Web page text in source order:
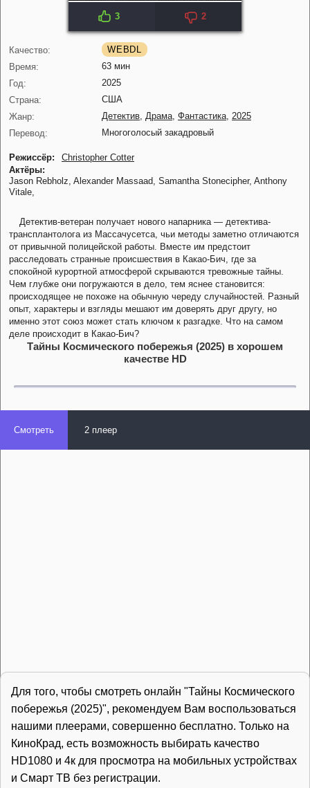
3 2
Качество:
WEBDL
Время:
63 мин
Год:
2025
Страна:
США
Жанр:
Детектив Драма Фантастика 2025
Перевод:
Многоголосый закадровый
Режиссёр:
Christopher Cotter
Актёры:
Jason Rebholz, Alexander Massaad, Samantha Stonecipher, Anthony
Vitale,
Детектив-ветеран получает нового напарника — детектива-
трансплантолога из Массачусетса, чьи методы заметно отличаются
от привычной полицейской работы. Вместе им предстоит
расследовать странные происшествия в Какао-Бич, где за
спокойной курортной атмосферой скрываются тревожные тайны.
Чем глубже они погружаются в дело, тем яснее становится:
происходящее не похоже на обычную череду случайностей. Разный
опыт, характеры и взгляды мешают им доверять друг другу, но
именно этот союз может стать ключом к разгадке. Что на самом
деле происходит в Какао-Бич?
Тайны Космического побережья (2025) в хорошем
качестве HD
Смотреть 2 плеер
Для того, чтобы смотреть онлайн "Тайны Космического
побережья (2025)", рекомендуем Вам воспользоваться
нашими плеерами, совершенно бесплатно. Только на
КиноКрад, есть возможность выбирать качество
HD1080 и 4к для просмотра на мобильных устройствах
и Смарт ТВ без регистрации.